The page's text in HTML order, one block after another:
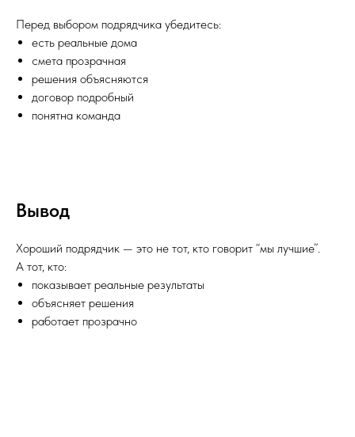
Перед выбором подрядчика убедитесь:
есть реальные дома
смета прозрачная
решения объясняются
договор подробный
понятна команда
Вывод
Хороший подрядчик — это не тот, кто говорит “мы лучшие”.
А тот, кто:
показывает реальные результаты
объясняет решения
работает прозрачно